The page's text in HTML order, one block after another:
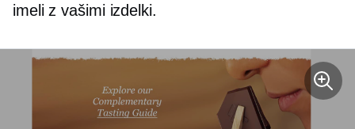
imeli z vašimi izdelki.